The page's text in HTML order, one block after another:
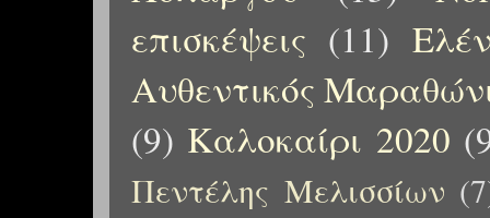
επισκέψεις (11)
Αυθεντικός
(9) Καλοκαίρι 2020
Πεντέλης Μελισσίων